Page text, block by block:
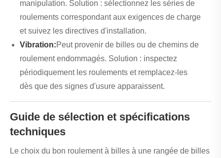
manipulation. Solution : sélectionnez les séries de
roulements correspondant aux exigences de charge
et suivez les directives d'installation.
Vibration:Peut provenir de billes ou de chemins de
roulement endommagés. Solution : inspectez
périodiquement les roulements et remplacez-les
dès que des signes d'usure apparaissent.
Guide de sélection et spécifications
techniques
Le choix du bon roulement à billes à une rangée de billes